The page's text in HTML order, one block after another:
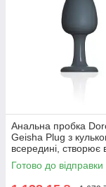
Анальна пробка
Geisha Plug з
всередині, створює
макс. діаметр 3,2 см,
силіконова
Готово до відправки